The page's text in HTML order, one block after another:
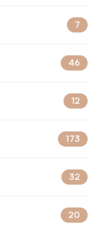
7
46
12
173
32
20